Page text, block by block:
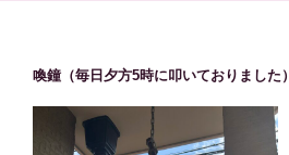
喚鐘（毎日夕方5時に叩いておりました）